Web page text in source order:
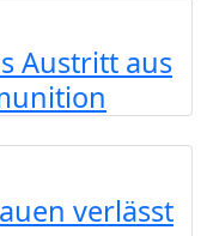
Austritt aus
verlässt